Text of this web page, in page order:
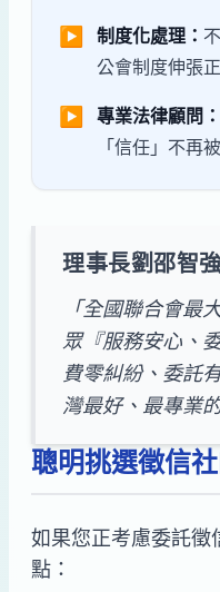
▶ 制度化處理：
公會制度伸張
▶ 專業法律顧問：
「信任」不再
理事長劉邵智
「全國聯合會最
眾『服務安心、
費零糾紛、委託
灣最好、最專業
聰明挑選徵信
如果您正考慮委託徵
點：